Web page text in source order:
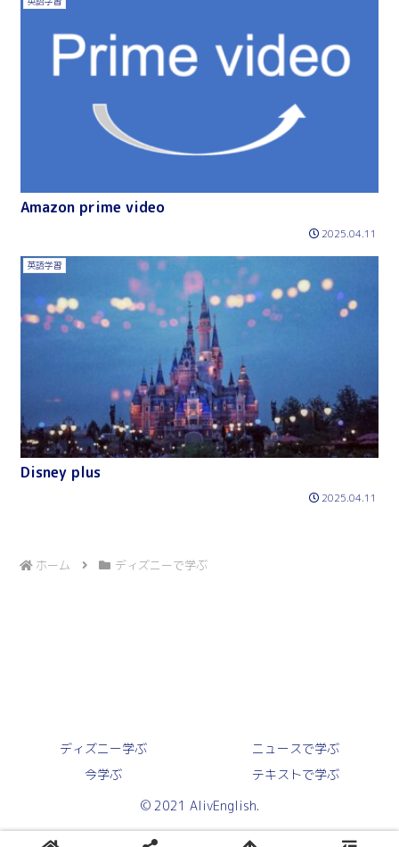
Amazon prime video
2025.04.11
英語学習
Disney plus
2025.04.11
ホーム ディズニーで学ぶ
ディズニー学ぶ
ニュースで学ぶ
今学ぶ
テキストで学ぶ
© 2021 AlivEnglish.